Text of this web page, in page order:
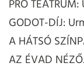
PRO
GODOT-DÍJ:
A HÁTSÓ
AZ ÉVAD